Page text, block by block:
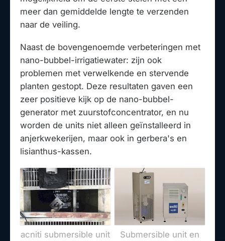
meer dan gemiddelde lengte te verzenden
naar de veiling.
Naast de bovengenoemde verbeteringen met
nano-bubbel-irrigatiewater: zijn ook
problemen met verwelkende en stervende
planten gestopt. Deze resultaten gaven een
zeer positieve kijk op de nano-bubbel-
generator met zuurstofconcentrator, en nu
worden de units niet alleen geïnstalleerd in
anjerkwekerijen, maar ook in gerbera's en
lisianthus-kassen.
acniti submersible unit Submersible unit en